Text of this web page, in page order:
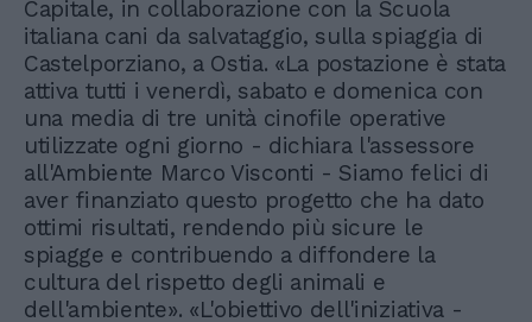
Capitale, in collaborazione con la Scuola
italiana cani da salvataggio, sulla spiaggia di
Castelporziano, a Ostia. «La postazione è stata
attiva tutti i venerdì, sabato e domenica con
una media di tre unità cinofile operative
utilizzate ogni giorno - dichiara l'assessore
all'Ambiente Marco Visconti - Siamo felici di
aver finanziato questo progetto che ha dato
ottimi risultati, rendendo più sicure le
spiagge e contribuendo a diffondere la
cultura del rispetto degli animali e
dell'ambiente». «L'obiettivo dell'iniziativa -